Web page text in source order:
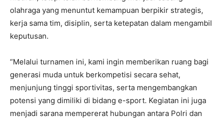
olahraga yang menuntut kemampuan berpikir strategis,
kerja sama tim, disiplin, serta ketepatan dalam mengambil
keputusan.
“Melalui turnamen ini, kami ingin memberikan ruang bagi
generasi muda untuk berkompetisi secara sehat,
menjunjung tinggi sportivitas, serta mengembangkan
potensi yang dimiliki di bidang e-sport. Kegiatan ini juga
menjadi sarana mempererat hubungan antara Polri dan